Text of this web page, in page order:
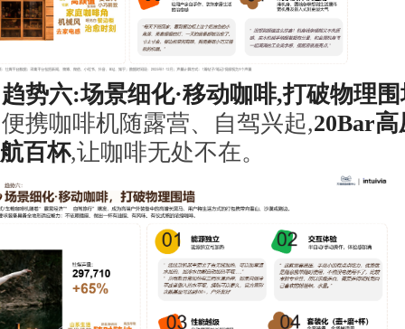
趋势六:场景细化·移动咖啡,打破物理
便携咖啡机随露营、自驾兴起,20Bar高
航百杯,让咖啡无处不在。